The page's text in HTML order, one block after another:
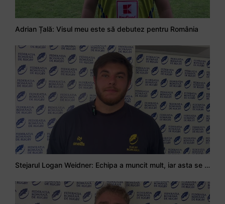
Adrian Țală: Visul meu este să debutez pentru România
Stejarul Logan Weidner: Echipa a muncit mult, iar asta se va vedea în meciurile de la Nations Cup